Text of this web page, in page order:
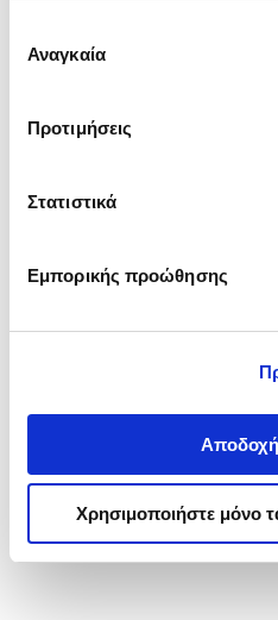
ενδιαφέρουν και να
΄΄και
συγκατάθεσης
Αναγκαία
Προτιμήσεις
Στατιστικά
Εμπορικής προώθησης
Χρησιμοποιήστε μόνο